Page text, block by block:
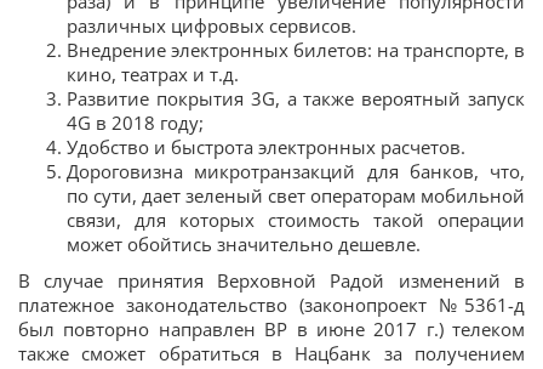
различных цифровых сервисов.
Внедрение электронных билетов: на транспорте, в
кино, театрах и т.д.
Развитие покрытия 3G, а также вероятный запуск
4G в 2018 году;
Удобство и быстрота электронных расчетов.
Дороговизна микротранзакций для банков, что,
по сути, дает зеленый свет операторам мобильной
связи, для которых стоимость такой операции
может обойтись значительно дешевле.
В случае принятия Верховной Радой изменений в
платежное законодательство (законопроект №5361-д
был повторно направлен ВР в июне 2017 г.) телеком
также сможет обратиться в Нацбанк за получением